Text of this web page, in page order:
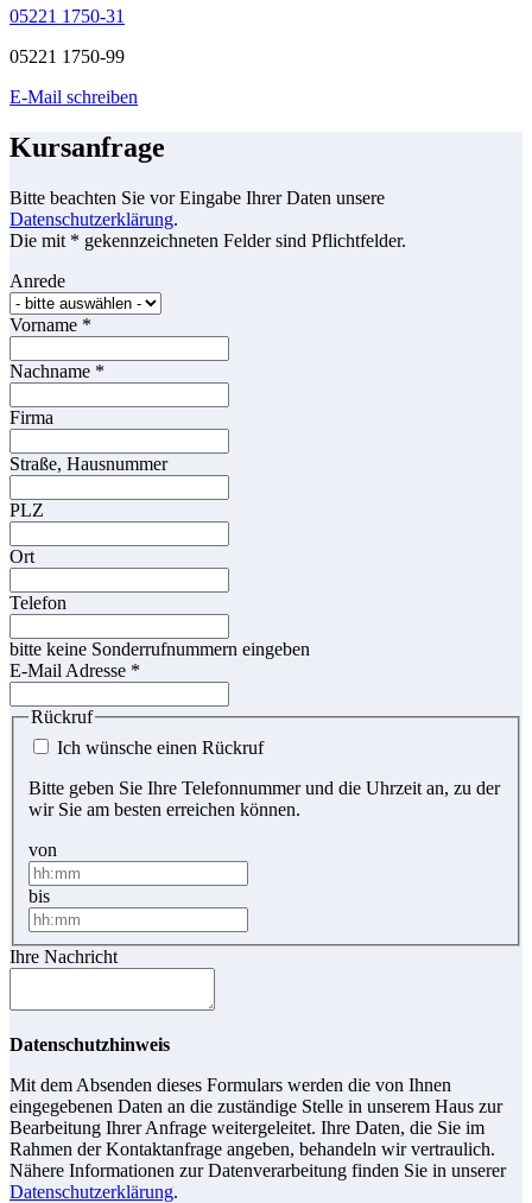
05221 1750-31
05221 1750-99
E-Mail schreiben
Kursanfrage
Bitte beachten Sie vor Eingabe Ihrer Daten unsere
Datenschutzerklärung.
Die mit * gekennzeichneten Felder sind Pflichtfelder.
Anrede
Vorname *
Nachname *
Firma
Straße, Hausnummer
PLZ
Ort
Telefon
bitte keine Sonderrufnummern eingeben
E-Mail Adresse *
Rückruf
Ich wünsche einen Rückruf
Bitte geben Sie Ihre Telefonnummer und die Uhrzeit an, zu der
wir Sie am besten erreichen können.
von
bis
Ihre Nachricht
Datenschutzhinweis
Mit dem Absenden dieses Formulars werden die von Ihnen
eingegebenen Daten an die zuständige Stelle in unserem Haus zur
Bearbeitung Ihrer Anfrage weitergeleitet. Ihre Daten, die Sie im
Rahmen der Kontaktanfrage angeben, behandeln wir vertraulich.
Nähere Informationen zur Datenverarbeitung finden Sie in unserer
Datenschutzerklärung.